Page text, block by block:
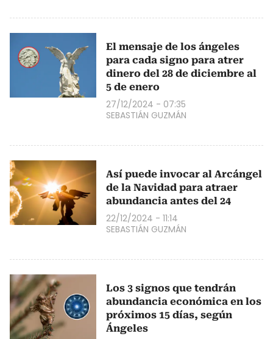
El mensaje de los ángeles
para cada signo para atrer
dinero del 28 de diciembre al
5 de enero
27/12/2024 - 07:35
SEBASTIÁN GUZMÁN
Así puede invocar al Arcángel
de la Navidad para atraer
abundancia antes del 24
22/12/2024 - 11:14
SEBASTIÁN GUZMÁN
Los 3 signos que tendrán
abundancia económica en los
próximos 15 días, según
Ángeles